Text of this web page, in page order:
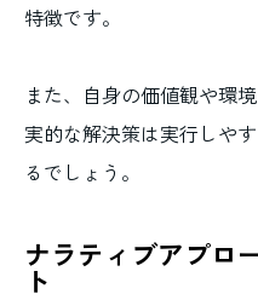
特徴です。
また、自身の価値観や環
実的な解決策は実行しや
るでしょう。
ナラティブアプロ
ト